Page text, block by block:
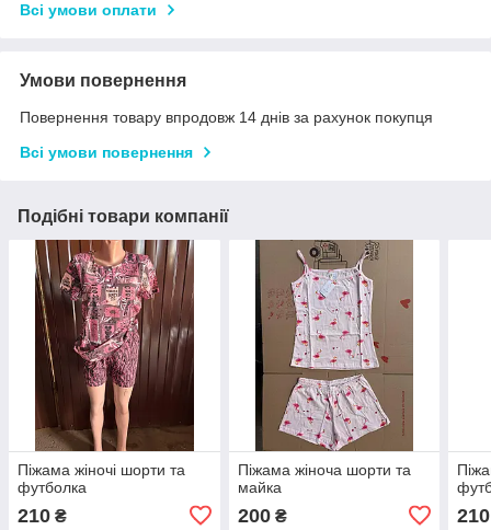
Всі умови оплати
Умови повернення
Повернення товару впродовж 14 днів за рахунок покупця
Всі умови повернення
Подібні товари компанії
Піжама жіночі шорти та
футболка
210 ₴
Піжама жіноча шорти та
майка
200₴ 210